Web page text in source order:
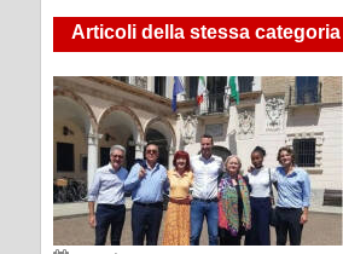
Articoli della stessa categoria